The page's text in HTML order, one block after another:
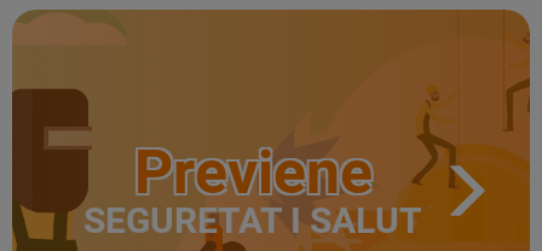
Previene
SEGURETAT I SALUT